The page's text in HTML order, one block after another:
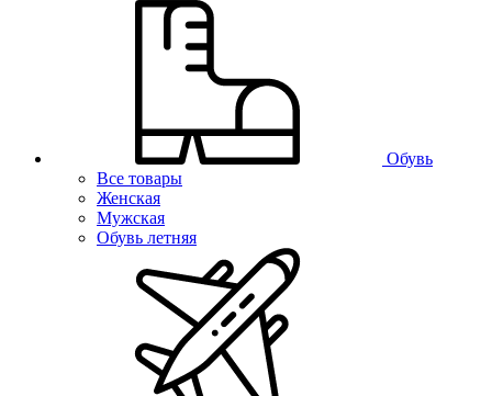
Обувь
Все товары
Женская
Мужская
Обувь летняя